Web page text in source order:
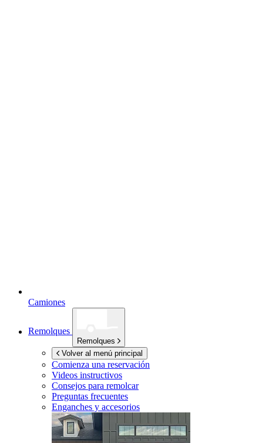
Camiones
Remolques
Remolques
Volver al menú principal
Comienza una reservación
Videos instructivos
Consejos para remolcar
Preguntas frecuentes
Enganches y accesorios